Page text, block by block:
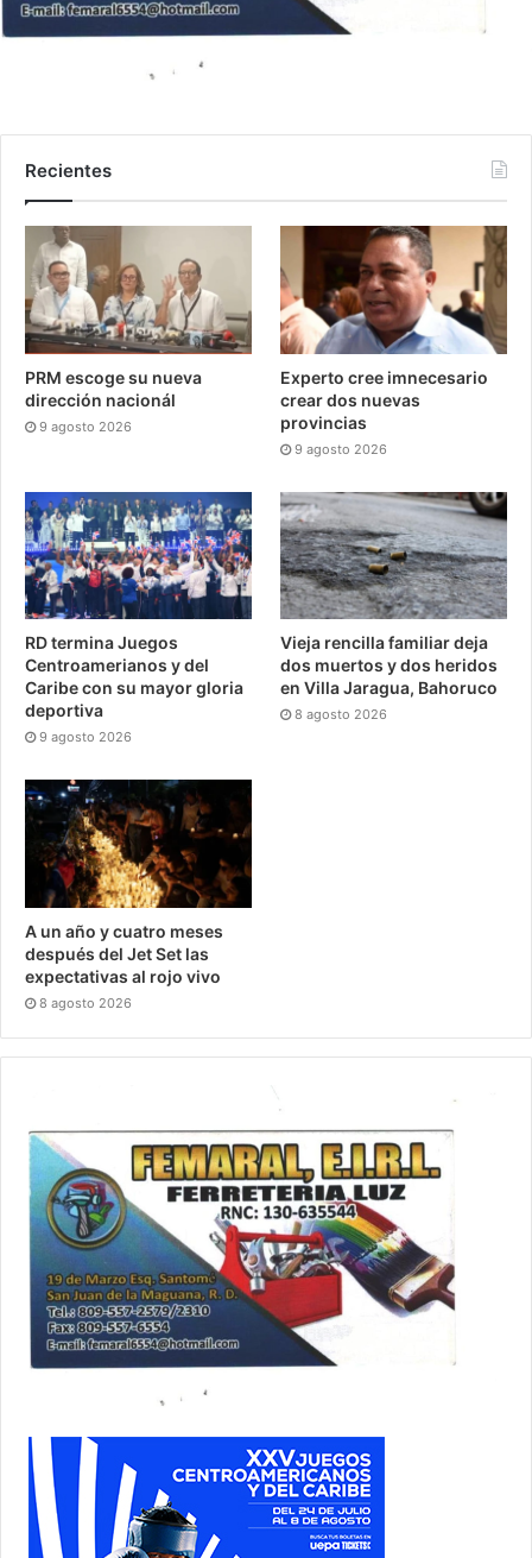
Recientes
PRM escoge su nueva
dirección nacionál
9 agosto 2026
Experto cree imnecesario
crear dos nuevas
provincias
9 agosto 2026
RD termina Juegos
Centroamerianos y del
Caribe con su mayor gloria
deportiva
9 agosto 2026
Vieja rencilla familiar deja
dos muertos y dos heridos
en Villa Jaragua, Bahoruco
8 agosto 2026
A un año y cuatro meses
después del Jet Set las
expectativas al rojo vivo
8 agosto 2026